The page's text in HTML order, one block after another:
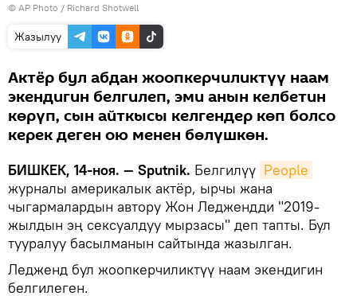
© AP Photo / Richard Shotwell
Жазылуу
Актёр бул абдан жоопкерчиликтүү наам
экендигин белгилеп, эми анын келбетин
көрүп, сын айткысы келгендер көп болсо
керек деген ою менен бөлүшкөн.
БИШКЕК, 14-ноя. — Sputnik. Белгилүү People
журналы америкалык актёр, ырчы жана
чыгармалардын автору Жон Леджендди "2019-
жылдын эң сексуалдуу мырзасы" деп тапты. Бул
тууралуу басылманын сайтында жазылган.
Ледженд бул жоопкерчиликтүү наам экендигин
белгилеген.